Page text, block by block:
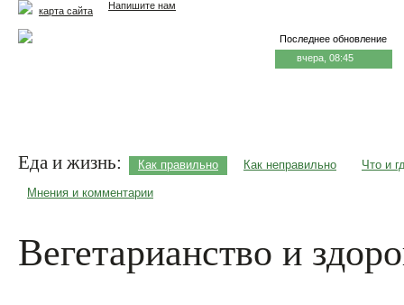
Напишите нам
карта сайта
Последнее обновление
вчера, 08:45
Еда и жизнь: Как правильно Как неправильно Что и
Мнения и комментарии
Вегетарианство и